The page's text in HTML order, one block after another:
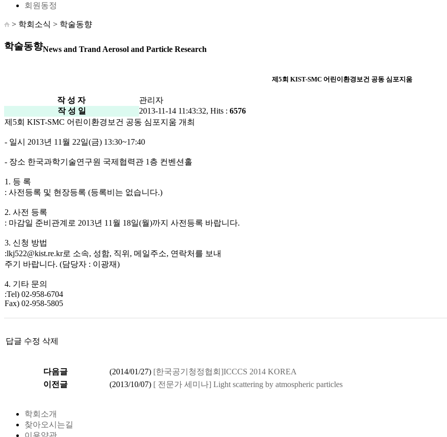
회원동정
> 학회소식 > 학술동향
학술동향News and Trand Aerosol and Particle Research
제5회 KIST-SMC 어린이환경보건 공동 심포지움
작 성 자
관리자
작 성 일
2013-11-14 11:43:32, Hits : 6576
제5회 KIST-SMC 어린이환경보건 공동 심포지움 개최
- 일시 2013년 11월 22일(금) 13:30~17:40
- 장소 한국과학기술연구원 국제협력관 1층 컨벤션홀
1. 등 록
: 사전등록 및 현장등록 (등록비는 없습니다.)
2. 사전 등록
: 마감일 준비관계로 2013년 11월 18일(월)까지 사전등록 바랍니다.
3. 신청 방법
:lkj522@kist.re.kr로 소속, 성함, 직위, 메일주소, 연락처를 보내
주기 바랍니다. (담당자 : 이광재)
4. 기타 문의
:Tel) 02-958-6704
Fax) 02-958-5805
답글 수정 삭제
다음글 (2014/01/27) [한국공기청정협회]ICCCS 2014 KOREA
이전글
(2013/10/07) [ 전문가 세미나] Light scattering by atmospheric particles
학회소개
찾아오시는길
이용약관